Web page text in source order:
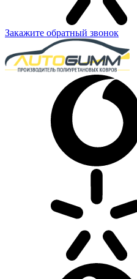
Закажите обратный звонок